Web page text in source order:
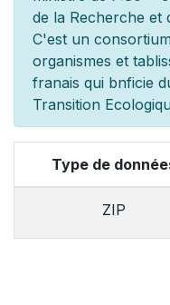
de la Recherche et
C'est un
organismes et
franais qui bnficie
Transition
Type de
ZIP